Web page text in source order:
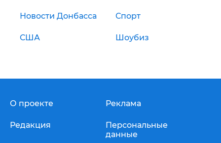
Новости Донбасса Спорт
США Шоубиз
О проекте
Редакция
Реклама
Персональные
данные